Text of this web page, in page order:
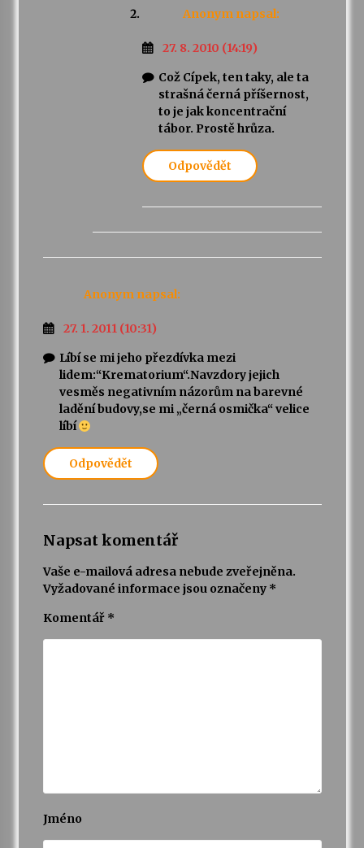
Anonym napsal:
27. 8. 2010 (14:19)
Což Cípek, ten taky, ale ta
strašná černá příšernost,
to je jak koncentrační
tábor. Prostě hrůza.
Odpovědět
Anonym napsal:
27. 1. 2011 (10:31)
Líbí se mi jeho přezdívka mezi
lidem:“Krematorium“.Navzdory jejich
vesměs negativním názorům na barevné
ladění budovy,se mi „černá osmička“ velice
líbí
Odpovědět
Napsat komentář
Vaše e-mailová adresa nebude zveřejněna.
Vyžadované informace jsou označeny *
Komentář *
Jméno